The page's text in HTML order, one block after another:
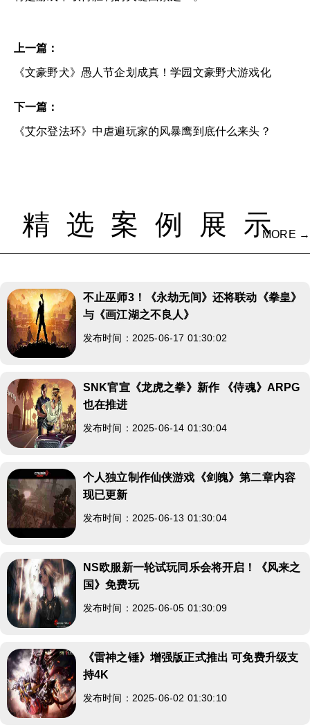
上一篇：
《文豪野犬》愚人节企划成真！学园文豪野犬游戏化
下一篇：
《艾尔登法环》中虐遍玩家的风暴鹰到底什么来头？
精选案例展示MORE →
不止巫师3！《永劫无间》还将联动《拳皇》
与《画江湖之不良人》
发布时间：2025-06-17 01:30:02
SNK官宣《龙虎之拳》新作 《侍魂》ARPG
也在推进
发布时间：2025-06-14 01:30:04
个人独立制作仙侠游戏《剑魄》第二章内容
现已更新
发布时间：2025-06-13 01:30:04
NS欧服新一轮试玩同乐会将开启！《风来之
国》免费玩
发布时间：2025-06-05 01:30:09
《雷神之锤》增强版正式推出 可免费升级支
持4K
发布时间：2025-06-02 01:30:10